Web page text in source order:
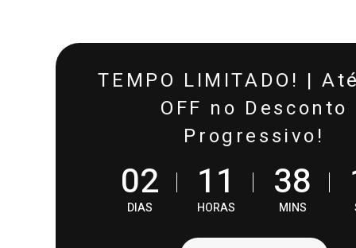
TEMPO LIMITADO! |
OFF no Desconto
Progressivo!
02
DIAS
11
HORAS
38
MINS